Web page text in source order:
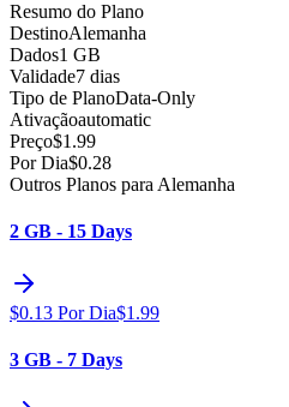
Resumo do Plano
DestinoAlemanha
Dados1 GB
Validade7 dias
Tipo de PlanoData-Only
Ativaçãoautomatic
Preço$1.99
Por Dia$0.28
Outros Planos para Alemanha
2 GB - 15 Days
$0.13 Por Dia$1.99
3 GB - 7 Days